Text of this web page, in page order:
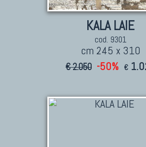
KALA LAIE
cod. 9301
cm 245 x 310
€ 2.050 -50% €